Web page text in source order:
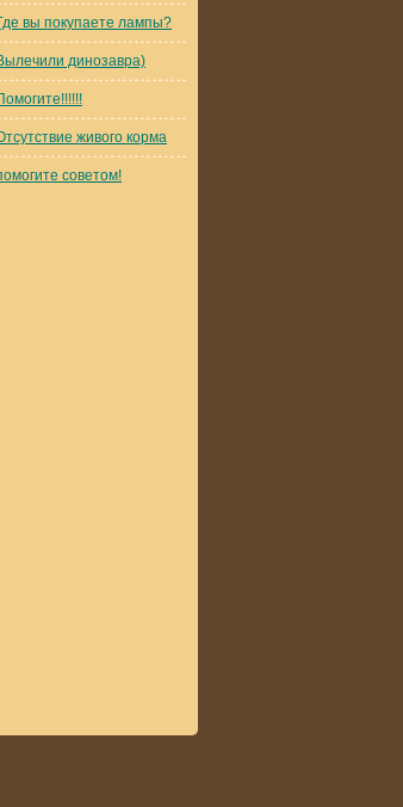
вы покупаете лампы?
динозавра)
живого корма
советом!